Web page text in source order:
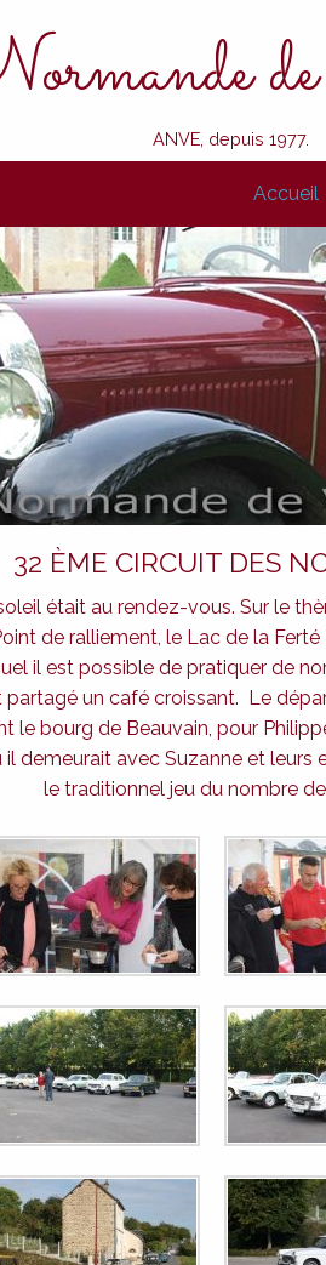
ANVE, depuis 1977.
Accueil
32 ÈME CIRCUIT DES
était au rendez-vous. Sur le
de ralliement, le Lac de la
il est possible de pratiquer de
un café croissant. Le
le bourg de Beauvain, pour
avec Suzanne et leurs
le traditionnel jeu du nombre